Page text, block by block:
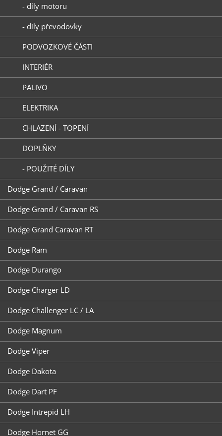
- díly motoru
- díly převodovky
PODVOZKOVÉ ČÁSTI
INTERIÉR
PALIVO
ELEKTRIKA
CHLAZENÍ - TOPENÍ
DOPLŇKY
- POUŽITÉ DÍLY
Dodge Grand / Caravan
Dodge Grand / Caravan RS
Dodge Grand Caravan RT
Dodge Ram
Dodge Durango
Dodge Charger LD
Dodge Challenger LC / LA
Dodge Magnum
Dodge Viper
Dodge Dakota
Dodge Dart PF
Dodge Intrepid LH
Dodge Hornet GG